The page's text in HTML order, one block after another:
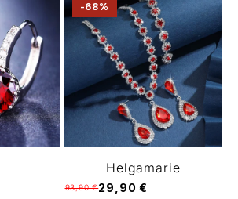
-68%
Helgamarie
93,90 €29,90 €